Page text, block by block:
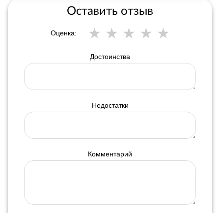
Оставить отзыв
Оценка:
Достоинства
Недостатки
Комментарий